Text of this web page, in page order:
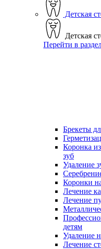
Детская
Детская
Перейти в
Брекеты
Коронка
зуб
Удаление
Коронки
Лечение
Лечение
детям
Удаление
Лечение